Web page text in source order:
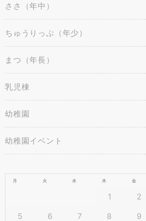
ささ（年中）
ちゅうりっぷ（年少）
まつ（年長）
乳児棟
幼稚園
幼稚園イベント
月 火 水 木 金
1 2
5
6 7 8 9